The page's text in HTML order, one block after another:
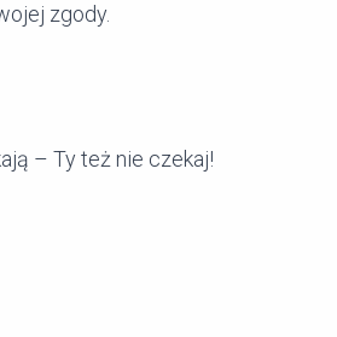
zgody.
– Ty też nie czekaj!